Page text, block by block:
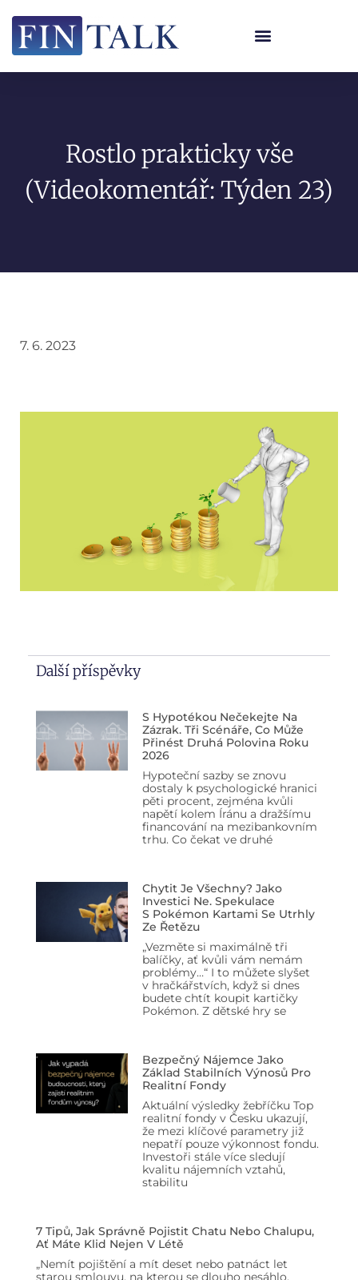
Rostlo prakticky vše
(Videokomentář: Týden 23)
7. 6. 2023
Další příspěvky
S Hypotékou Nečekejte Na
Zázrak. Tři Scénáře, Co Může
Přinést Druhá Polovina Roku
2026
Hypoteční sazby se znovu
dostaly k psychologické hranici
pěti procent, zejména kvůli
napětí kolem Íránu a dražšímu
financování na mezibankovním
trhu. Co čekat ve druhé
Chytit Je Všechny? Jako
Investici Ne. Spekulace
S Pokémon Kartami Se Utrhly
Ze Řetězu
„Vezměte si maximálně tři
balíčky, ať kvůli vám nemám
problémy…“ I to můžete slyšet
v hračkářstvích, když si dnes
budete chtít koupit kartičky
Pokémon. Z dětské hry se
Bezpečný Nájemce Jako
Základ Stabilních Výnosů Pro
Realitní Fondy
Aktuální výsledky žebříčku Top
realitní fondy v Česku ukazují,
že mezi klíčové parametry již
nepatří pouze výkonnost fondu.
Investoři stále více sledují
kvalitu nájemních vztahů,
stabilitu
7 Tipů, Jak Správně Pojistit Chatu Nebo Chalupu,
Ať Máte Klid Nejen V Létě
„Nemít pojištění a mít deset nebo patnáct let
starou smlouvu, na kterou se dlouho nesáhlo,